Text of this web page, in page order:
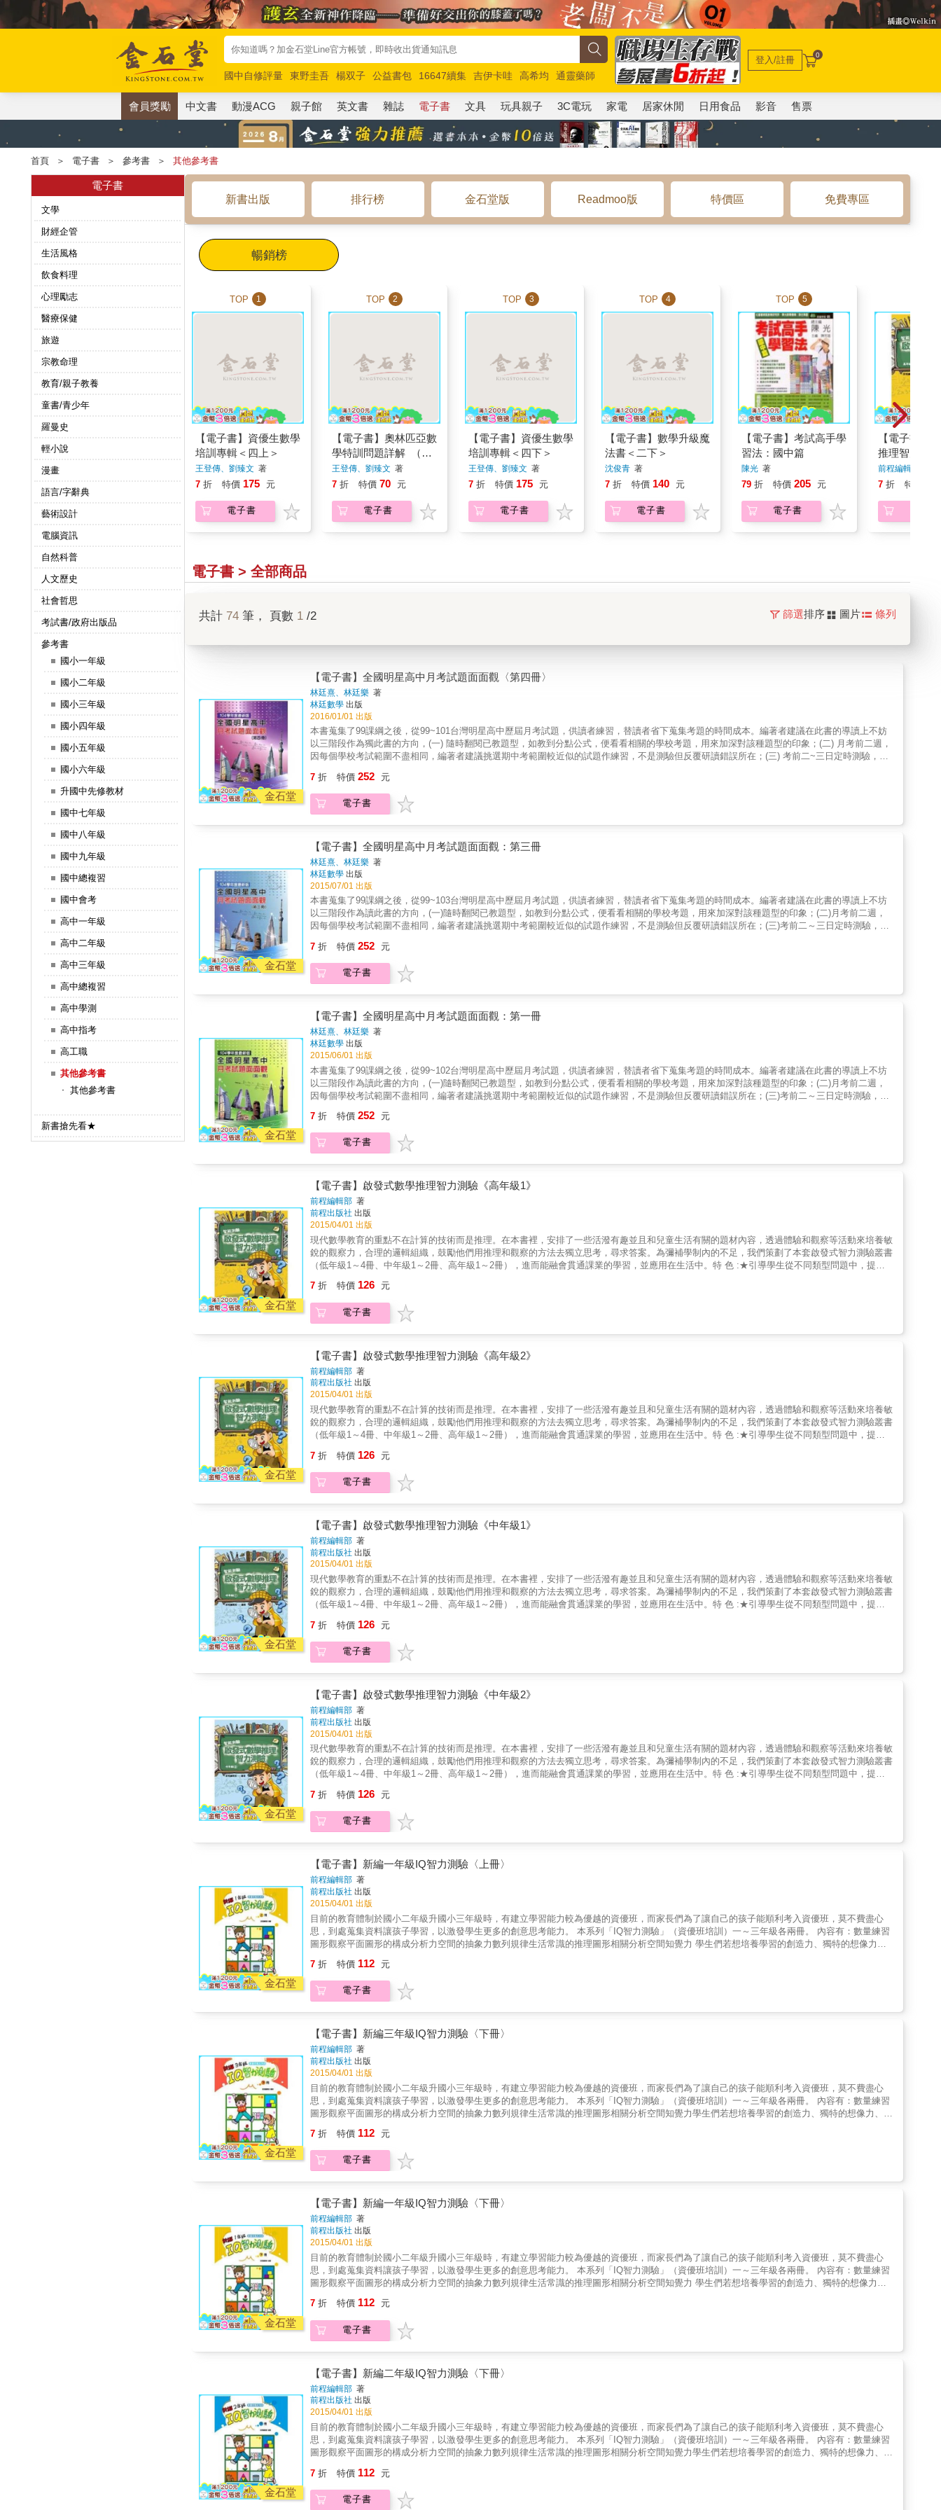
國中自修評量 東野圭吾 楊双子 公益書包 16647續集 吉伊卡哇 高希均
通靈藥師
唯紅花綻放
奧德賽 路邊攤新作 馬斯克 玩具總動員5 超慢跑
登入/註冊 0
會員獎勵 中文書 動漫ACG 親子館 英文書 雜誌 電子書 文具 玩具親子 3C電玩 家電 居家休閒 日用食品 影音 售票
首頁 ＞ 電子書 ＞ 參考書 ＞ 其他參考書
電子書
文學
財經企管
生活風格
飲食料理
心理勵志
醫療保健
旅遊
宗教命理
教育/親子教養
童書/青少年
羅曼史
輕小說
漫畫
語言/字辭典
藝術設計
電腦資訊
自然科普
人文歷史
社會哲思
考試書/政府出版品
參考書
國小一年級
國小二年級
國小三年級
國小四年級
國小五年級
國小六年級
升國中先修教材
國中七年級
國中八年級
國中九年級
國中總複習
國中會考
高中一年級
高中二年級
高中三年級
高中總複習
高中學測
高中指考
高工職
其他參考書
其他參考書
新書搶先看★
新書出版 排行榜 金石堂版 Readmoo版 特價區 免費專區
暢銷榜
TOP 1
【電子書】資優生數學
培訓專輯＜四上＞
王登傳、劉臻文 著
7 折 特價 175 元
電子書
TOP 2
【電子書】奧林匹亞數
學特訓問題詳解 （第
三集）
王登傳、劉臻文 著
7 折 特價 70 元
電子書
TOP 3
【電子書】資優生數學
培訓專輯＜四下＞
王登傳、劉臻文 著
7 折 特價 175 元
電子書
TOP 4
【電子書】數學升級魔
法書＜二下＞
沈俊青著
7 折 特價 140 元
電子書
TOP 5
【電子書】考試高手學
習法：國中篇
陳光著
79 折 特價 205 元
電子書
【電子書】
推理智力測
2》
前程編輯部
7 折 特價
電子書 > 全部商品
共計 74 筆， 頁數 1 /2 篩選排序 圖片 條列
金石堂
【電子書】全國明星高中月考試題面面觀〈第四冊〉
林廷熹、林廷樂 著
林廷數學 出版
2016/01/01 出版
本書蒐集了99課綱之後，從99~101台灣明星高中歷屆月考試題，供讀者練習，替讀者省下蒐集考題的時間成本。編著者建議在此書的導讀上不妨
以三階段作為獨此書的方向，(一) 隨時翻閱已教題型，如教到分點公式，便看看相關的學校考題，用來加深對該種題型的印象；(二) 月考前二週，
因每個學校考試範圍不盡相同，編著者建議挑選期中考範圍較近似的試題作練習，不是測驗但反覆研讀錯誤所在；(三) 考前二~三日定時測驗，作
7 折 特價 252 元
電子書
金石堂
【電子書】全國明星高中月考試題面面觀：第三冊
林廷熹、林廷樂 著
林廷數學 出版
2015/07/01 出版
本書蒐集了99課綱之後，從99~103台灣明星高中歷屆月考試題，供讀者練習，替讀者省下蒐集考題的時間成本。編著者建議在此書的導讀上不坊
以三階段作為讀此書的方向，(一)隨時翻閱已教題型，如教到分點公式，便看看相關的學校考題，用來加深對該種題型的印象；(二)月考前二週，
因每個學校考試範圍不盡相同，編著者建議挑選期中考範圍較近似的試題作練習，不是測驗但反覆研讀錯誤所在；(三)考前二～三日定時測驗，作
7 折 特價 252 元
電子書
金石堂
【電子書】全國明星高中月考試題面面觀：第一冊
林廷熹、林廷樂 著
林廷數學 出版
2015/06/01 出版
本書蒐集了99課綱之後，從99~102台灣明星高中歷屆月考試題，供讀者練習，替讀者省下蒐集考題的時間成本。編著者建議在此書的導讀上不坊
以三階段作為讀此書的方向，(一)隨時翻閱已教題型，如教到分點公式，便看看相關的學校考題，用來加深對該種題型的印象；(二)月考前二週，
因每個學校考試範圍不盡相同，編著者建議挑選期中考範圍較近似的試題作練習，不是測驗但反覆研讀錯誤所在；(三)考前二～三日定時測驗，作
7 折 特價 252 元
電子書
金石堂
【電子書】啟發式數學推理智力測驗《高年級1》
前程編輯部 著
前程出版社 出版
2015/04/01 出版
現代數學教育的重點不在計算的技術而是推理。在本書裡，安排了一些活潑有趣並且和兒童生活有關的題材內容，透過體驗和觀察等活動來培養敏
銳的觀察力，合理的邏輯組織，鼓勵他們用推理和觀察的方法去獨立思考，尋求答案。為彌補學制內的不足，我們策劃了本套啟發式智力測驗叢書
（低年級1～4冊、中年級1～2冊、高年級1～2冊），進而能融會貫通課業的學習，並應用在生活中。特 色 :★引導學生從不同類型問題中，提升
7 折 特價 126 元
電子書
金石堂
【電子書】啟發式數學推理智力測驗《高年級2》
前程編輯部 著
前程出版社 出版
2015/04/01 出版
現代數學教育的重點不在計算的技術而是推理。在本書裡，安排了一些活潑有趣並且和兒童生活有關的題材內容，透過體驗和觀察等活動來培養敏
銳的觀察力，合理的邏輯組織，鼓勵他們用推理和觀察的方法去獨立思考，尋求答案。為彌補學制內的不足，我們策劃了本套啟發式智力測驗叢書
（低年級1～4冊、中年級1～2冊、高年級1～2冊），進而能融會貫通課業的學習，並應用在生活中。特 色 :★引導學生從不同類型問題中，提升
7 折 特價 126 元
電子書
金石堂
【電子書】啟發式數學推理智力測驗《中年級1》
前程編輯部 著
前程出版社 出版
2015/04/01 出版
現代數學教育的重點不在計算的技術而是推理。在本書裡，安排了一些活潑有趣並且和兒童生活有關的題材內容，透過體驗和觀察等活動來培養敏
銳的觀察力，合理的邏輯組織，鼓勵他們用推理和觀察的方法去獨立思考，尋求答案。為彌補學制內的不足，我們策劃了本套啟發式智力測驗叢書
（低年級1～4冊、中年級1～2冊、高年級1～2冊），進而能融會貫通課業的學習，並應用在生活中。特 色 :★引導學生從不同類型問題中，提升
7 折 特價 126 元
電子書
金石堂
【電子書】啟發式數學推理智力測驗《中年級2》
前程編輯部 著
前程出版社 出版
2015/04/01 出版
現代數學教育的重點不在計算的技術而是推理。在本書裡，安排了一些活潑有趣並且和兒童生活有關的題材內容，透過體驗和觀察等活動來培養敏
銳的觀察力，合理的邏輯組織，鼓勵他們用推理和觀察的方法去獨立思考，尋求答案。為彌補學制內的不足，我們策劃了本套啟發式智力測驗叢書
（低年級1～4冊、中年級1～2冊、高年級1～2冊），進而能融會貫通課業的學習，並應用在生活中。特 色 :★引導學生從不同類型問題中，提升
7 折 特價 126 元
電子書
金石堂
【電子書】新編一年級IQ智力測驗〈上冊〉
前程編輯部 著
前程出版社 出版
2015/04/01 出版
目前的教育體制於國小二年級升國小三年級時，有建立學習能力較為優越的資優班，而家長們為了讓自己的孩子能順利考入資優班，莫不費盡心
思，到處蒐集資料讓孩子學習，以激發學生更多的創意思考能力。 本系列「IQ智力測驗」（資優班培訓）一～三年級各兩冊。 內容有：數量練習
圖形觀察平面圖形的構成分析力空間的抽象力數列規律生活常識的推理圖形相關分析空間知覺力 學生們若想培養學習的創造力、獨特的想像力、
7 折 特價 112 元
電子書
金石堂
【電子書】新編三年級IQ智力測驗〈下冊〉
前程編輯部 著
前程出版社 出版
2015/04/01 出版
目前的教育體制於國小二年級升國小三年級時，有建立學習能力較為優越的資優班，而家長們為了讓自己的孩子能順利考入資優班，莫不費盡心
思，到處蒐集資料讓孩子學習，以激發學生更多的創意思考能力。 本系列「IQ智力測驗」（資優班培訓）一～三年級各兩冊。 內容有：數量練習
圖形觀察平面圖形的構成分析力空間的抽象力數列規律生活常識的推理圖形相關分析空間知覺力學生們若想培養學習的創造力、獨特的想像力、開
7 折 特價 112 元
電子書
金石堂
【電子書】新編一年級IQ智力測驗〈下冊〉
前程編輯部 著
前程出版社 出版
2015/04/01 出版
目前的教育體制於國小二年級升國小三年級時，有建立學習能力較為優越的資優班，而家長們為了讓自己的孩子能順利考入資優班，莫不費盡心
思，到處蒐集資料讓孩子學習，以激發學生更多的創意思考能力。 本系列「IQ智力測驗」（資優班培訓）一～三年級各兩冊。 內容有：數量練習
圖形觀察平面圖形的構成分析力空間的抽象力數列規律生活常識的推理圖形相關分析空間知覺力 學生們若想培養學習的創造力、獨特的想像力、
7 折 特價 112 元
電子書
金石堂
【電子書】新編二年級IQ智力測驗〈下冊〉
前程編輯部 著
前程出版社 出版
2015/04/01 出版
目前的教育體制於國小二年級升國小三年級時，有建立學習能力較為優越的資優班，而家長們為了讓自己的孩子能順利考入資優班，莫不費盡心
思，到處蒐集資料讓孩子學習，以激發學生更多的創意思考能力。 本系列「IQ智力測驗」（資優班培訓）一～三年級各兩冊。 內容有：數量練習
圖形觀察平面圖形的構成分析力空間的抽象力數列規律生活常識的推理圖形相關分析空間知覺力學生們若想培養學習的創造力、獨特的想像力、開
7 折 特價 112 元
電子書